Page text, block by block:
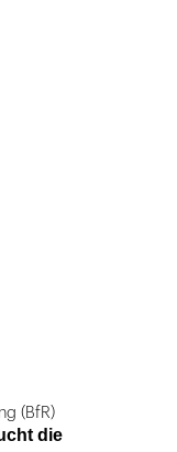
(BfR)
die